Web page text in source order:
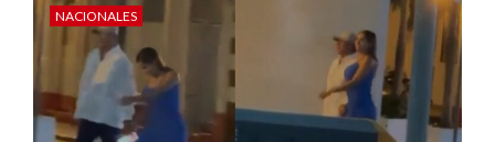
NACIONALES